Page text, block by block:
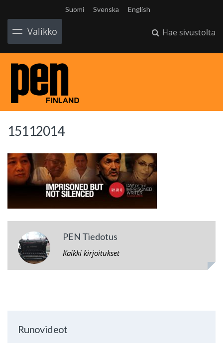
Suomi Svenska English
Valikko Hae sivustolta
15112014
PEN Tiedotus
Kaikki kirjoitukset
Runovideot